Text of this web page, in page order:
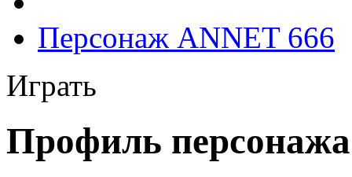
Персонаж ANNET 666
Играть
Профиль